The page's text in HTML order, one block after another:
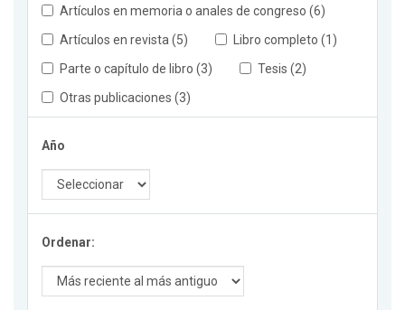
Artículos en memoria o anales de congreso (6)
Artículos en revista (5)
Libro completo (1)
Parte o capítulo de libro (3)
Tesis (2)
Otras publicaciones (3)
Año
Ordenar: